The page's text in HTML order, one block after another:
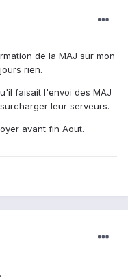
de la MAJ sur mon
rien.
faisait l'envoi des MAJ
leur serveurs.
avant fin Aout.